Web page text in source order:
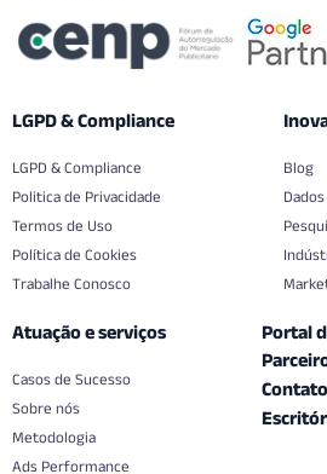
LGPD & Compliance
LGPD & Compliance
Politica de Privacidade
Termos de Uso
Política de Cookies
Trabalhe Conosco
Blog
Atuação e serviços
Casos de Sucesso
Sobre nós
Metodologia
Ads Performance
Portal
Contato